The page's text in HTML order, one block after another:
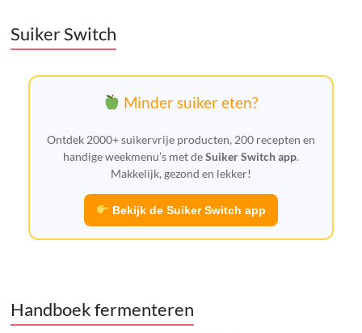
Suiker Switch
Minder suiker eten?
Ontdek 2000+ suikervrije producten, 200 recepten en
handige weekmenu’s met deSuiker Switch app.
Makkelijk, gezond en lekker!
Bekijk de Suiker Switch app
Handboek fermenteren